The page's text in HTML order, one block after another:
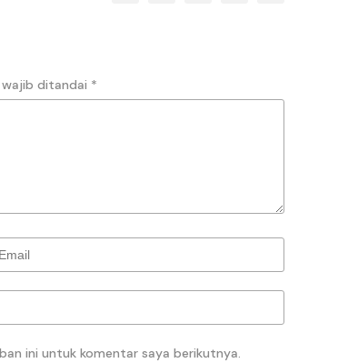
wajib ditandai *
ini untuk komentar saya berikutnya.